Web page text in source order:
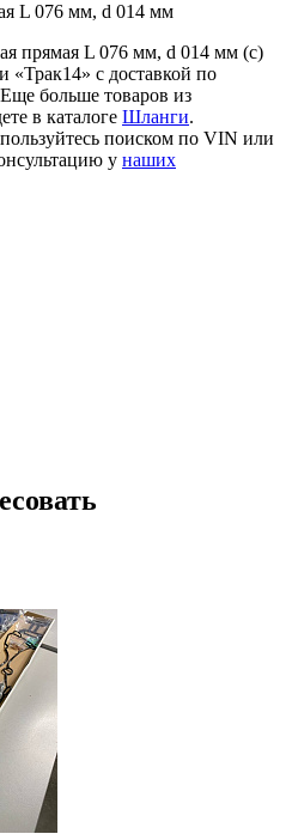
L 076 мм, d 014 мм
прямая L 076 мм, d 014 мм (с)
с доставкой по
больше товаров из
в каталоге Шланги.
поиском по VIN или
у наших